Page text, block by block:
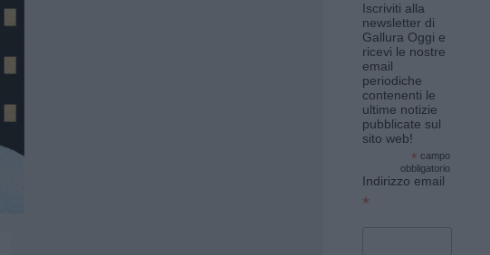
Iscriviti alla
newsletter di
Gallura Oggi e
ricevi le nostre
email
periodiche
contenenti le
ultime notizie
pubblicate sul
sito web!
* campo
obbligatorio
Indirizzo email
*